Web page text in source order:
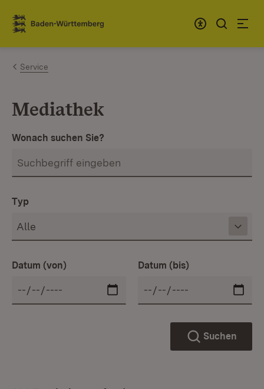
Zum Inhalt springen
Link zur Startseite
Service
Mediathek
Wonach suchen Sie?
Typ
Datum (von) Datum (bis)
Suchen